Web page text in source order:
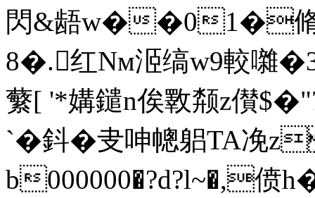
閃&龉w��01�脩
8�.红Nм洍缟w9較囃
蘩[ '*媾鑓n俟斁颒z儧
`�鈄�叏呻幒躳TA
b000000�?d?l~�,